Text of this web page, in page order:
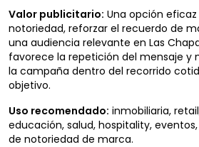
Valor publicitario: Una opción
notoriedad, reforzar el recuerdo de
una audiencia relevante en Las
favorece la repetición del mensaje y
la campaña dentro del recorrido
objetivo.
Uso recomendado: inmobiliaria,
educación, salud, hospitality,
de notoriedad de marca.